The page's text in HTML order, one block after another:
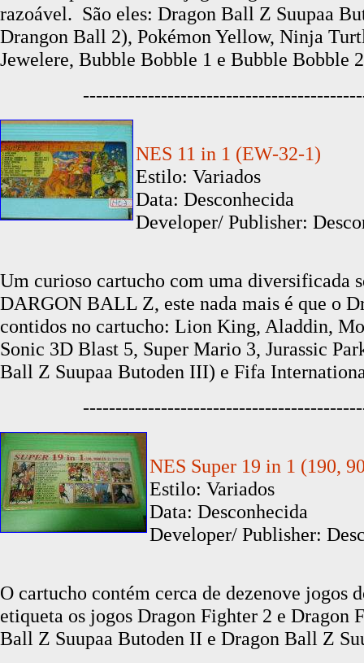
razoável. São eles: Dragon Ball Z Suupaa
Drangon Ball 2), Pokémon Yellow, Ninja
Jewelere, Bubble Bobble 1 e Bubble Bobble
NES 11 in 1 (EW-32-1)
Estilo: Variados
Data: Desconhecida
Developer/ Publisher:
Um curioso cartucho com uma diversificada
DARGON BALL Z, este nada mais é que o
contidos no cartucho: Lion King, Aladdin,
Sonic 3D Blast 5, Super Mario 3, Jurassic
Ball Z Suupaa Butoden III) e Fifa
NES Super 19 in 1 (190,
Estilo: Variados
Data: Desconhecida
Developer/ Publisher:
O cartucho contém cerca de dezenove jogos
etiqueta os jogos Dragon Fighter 2 e Dragon
Ball Z Suupaa Butoden II e Dragon Ball Z